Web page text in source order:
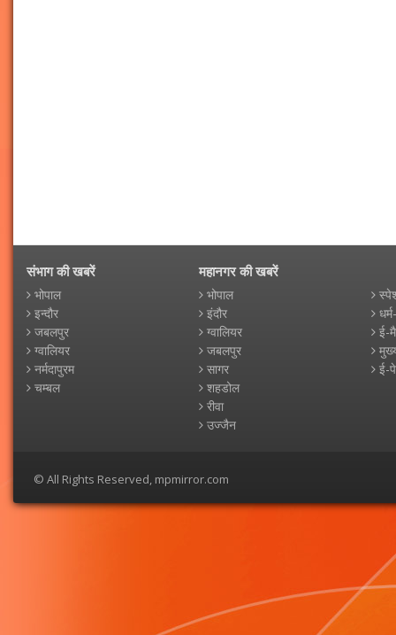
संभाग की खबरें
भोपाल
इन्दौर
जबलपुर
ग्वालियर
नर्मदापुरम
चम्बल
महानगर की खबरें
भोपाल
इंदौर
ग्वालियर
जबलपुर
सागर
शहडोल
रीवा
उज्जैन
ई-
ई-
© All Rights Reserved, mpmirror.com